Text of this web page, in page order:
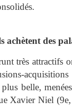
achètent des
très attractifs
acquisitions
belle,
Xavier Niel